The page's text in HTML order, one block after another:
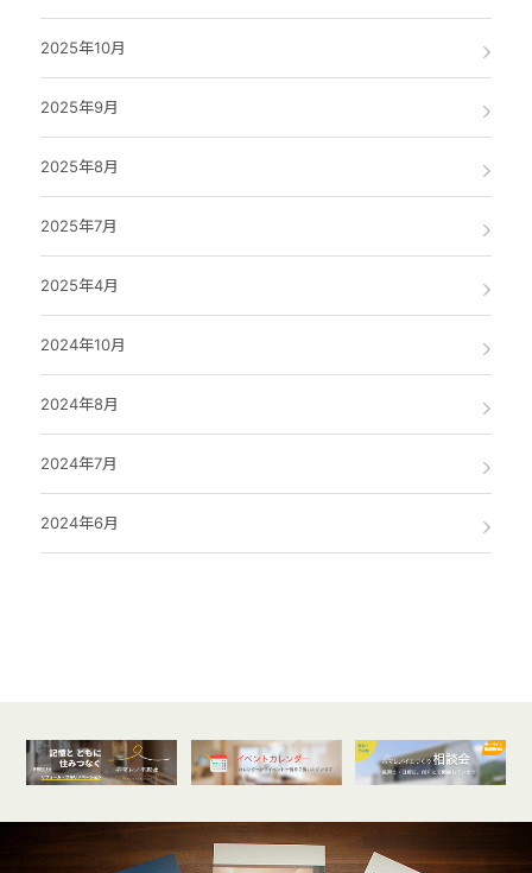
2025年10月
2025年9月
2025年8月
2025年7月
2025年4月
2024年10月
2024年8月
2024年7月
2024年6月
オンライン
開催受付中